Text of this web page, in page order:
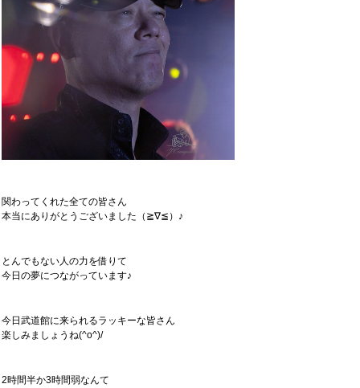
関わってくれた全ての皆さん
本当にありがとうございました（≧∇≦）♪
とんでもない人の力を借りて
今日の夢につながっています♪
今日武道館に来られるラッキーな皆さん
楽しみましょうね(^o^)/
2時間半か3時間弱なんて